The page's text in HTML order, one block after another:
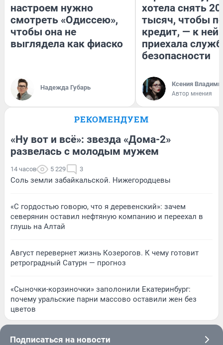
настроем нужно
смотреть «Одиссею»,
чтобы она не
выглядела как фиаско
Надежда Губарь
хотела снять
тысяч, чтобы
кредит, — к
приехала
безопасности
Ксения
Автор мнения
РЕКОМЕНДУЕМ
«Ну вот и всё»: звезда «Дома-2»
развелась с молодым мужем
14 часов 5 229 3
Соль земли забайкальской. Нижегородцевы
«С гордостью говорю, что я деревенский»: зачем
северянин оставил нефтяную компанию и переехал в
глушь на Алтай
Август перевернет жизнь Козерогов. К чему готовит
ретроградный Сатурн — прогноз
«Сыночки-корзиночки» заполонили Екатеринбург:
почему уральские парни массово оставили жен без
цветов
Подписаться на новости